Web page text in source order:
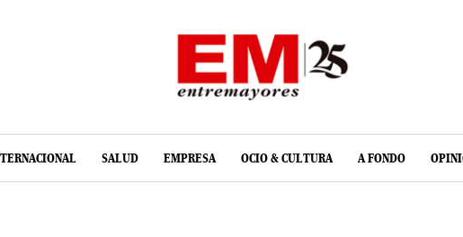
SALUD EMPRESA OCIO & CULTURA A FONDO